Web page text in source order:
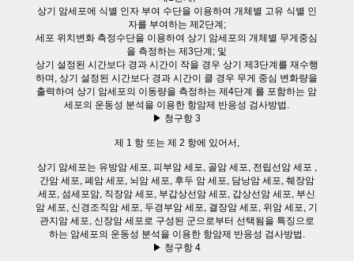
상기 암세포에 식별 인자 부여 수단을 이용하여 개체별 고유 식별 인
자를 부여하는 제2단계;
세포 위치변화 측정수단을 이용하여 상기 암세포의 개체별 무게중심
을 측정하는 제3단계; 및
상기 설정된 시간보다 경과 시간이 작을 경우 상기 제3단계를 재수행
하며, 상기 설정된 시간보다 경과 시간이 클 경우 무게 중심 변화량을
출력하여 상기 암세포의 이동량을 측정하는 제4단계 를 포함하는 암
세포의 운동성 분석을 이용한 항암제 반응성 검사방법.
▶ 청구항 3
제 1 항 또는 제 2 항에 있어서,
상기 암세포는 유방암 세포, 피부암 세포, 골암 세포, 전립선암 세포 ,
간암 세포, 폐암 세포, 뇌암 세포, 후두 암 세포, 담낭암 세포, 췌장암
세포, 섬세포암, 직장암 세포, 부갑상선암 세포, 갑상선암 세포, 부신
암 세포, 신경조직암 세포, 두경부암 세포, 결장암 세포, 위암 세포, 기
관지암 세포, 신장암 세포로 구성된 군으로부터 선택됨을 특징으로
하는 암세포의 운동성 분석을 이용한 항암제 반응성 검사방법.
▶ 청구항 4